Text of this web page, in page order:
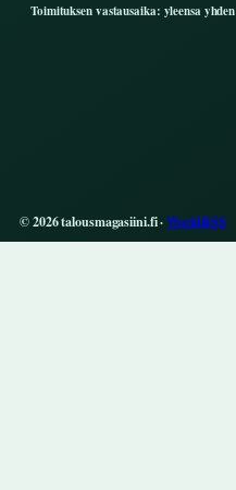
Toimituksen vastausaika: yleensa
© 2026 talousmagasiini.fi ·WorldRSS